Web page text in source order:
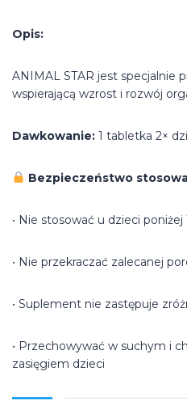
Opis:
ANIMAL STAR jest specjalnie
wspierającą wzrost i rozwój
Dawkowanie: 1 tabletka 2×
Bezpieczeństwo
• Nie stosować u dzieci poniżej
• Nie przekraczać zalecanej
• Suplement nie zastępuje
• Przechowywać w suchym i
zasięgiem dzieci